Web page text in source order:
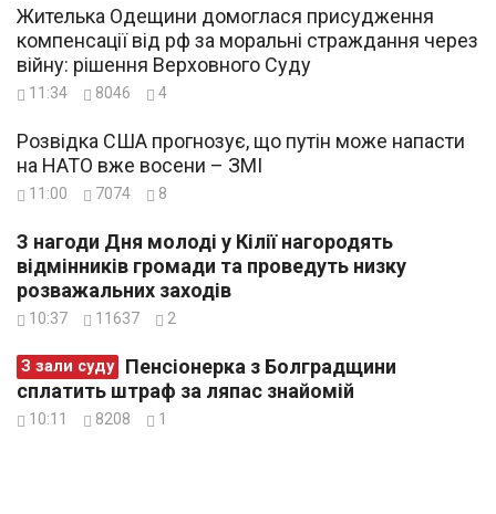
Жителька Одещини домоглася присудження
компенсації від рф за моральні страждання через
війну: рішення Верховного Суду
11:34 8046 4
Розвідка США прогнозує, що путін може напасти
на НАТО вже восени – ЗМІ
11:00 7074 8
З нагоди Дня молоді у Кілії нагородять
відмінників громади та проведуть низку
розважальних заходів
10:37 11637 2
З зали суду
сплатить штраф за ляпас знайомій
10:11 8208 1